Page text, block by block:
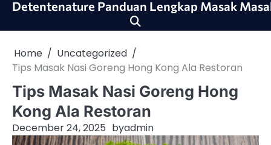
Skip
content
Detentenature Panduan Lengkap Masak
Home
Uncategorized
Tips Masak Nasi Goreng Hong Kong Ala Restoran
Tips Masak Nasi Goreng Hong
Kong Ala Restoran
December 24, 2025 byadmin